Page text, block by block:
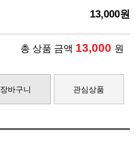
13,000원
총 상품 금액 13,000 원
장바구니 관심상품